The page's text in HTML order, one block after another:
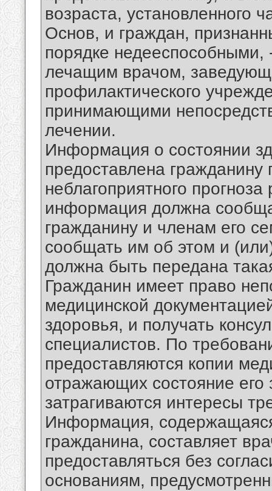
возраста, установленного
Основ, и граждан,
порядке недееспособными,
лечащим врачом,
профилактического
принимающими
лечении.
Информация о состоянии
предоставлена гражданину
неблагоприятного
информация должна
гражданину и членам его
сообщать им об этом и
должна быть передана
Гражданин имеет право
медицинской
здоровья, и получать
специалистов. По
предоставляются копии
отражающих состояние его
затрагиваются интересы
Информация,
гражданина, составляет
предоставляться без
основаниям,